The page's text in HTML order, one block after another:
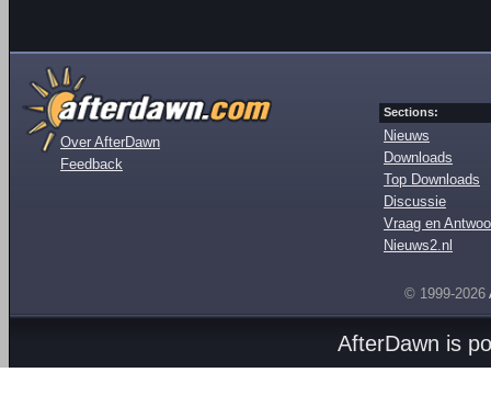
Over AfterDawn
Feedback
Sections:
Nieuws
Downloads
Top Downloads
Discussie
Vraag en
Nieuws2.nl
© 1999-2026
AfterDawn is